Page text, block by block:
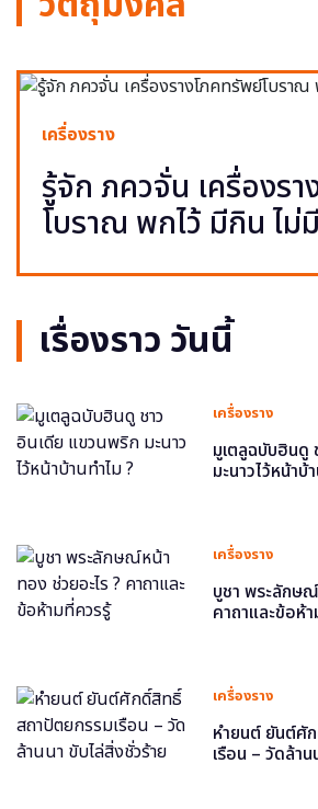
เครื่องราง
รู้จัก ภควจั่น เครื่องร
โบราณ พกไว้ มีกิน ไม่
เรื่องราว วันนี้
เครื่องราง
มูเตลูฉบับฮินดู
มะนาวไว้หน้าบ้
เครื่องราง
บูชา พระลักษ
คาถาและข้อห้
เครื่องราง
หำยนต์ ยันต์ศั
เรือน – วัดล้า